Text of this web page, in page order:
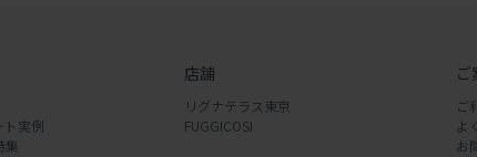
実例
集
店舗
リグナテラス東京
FUGGICOSI
ご
ご
よ
お